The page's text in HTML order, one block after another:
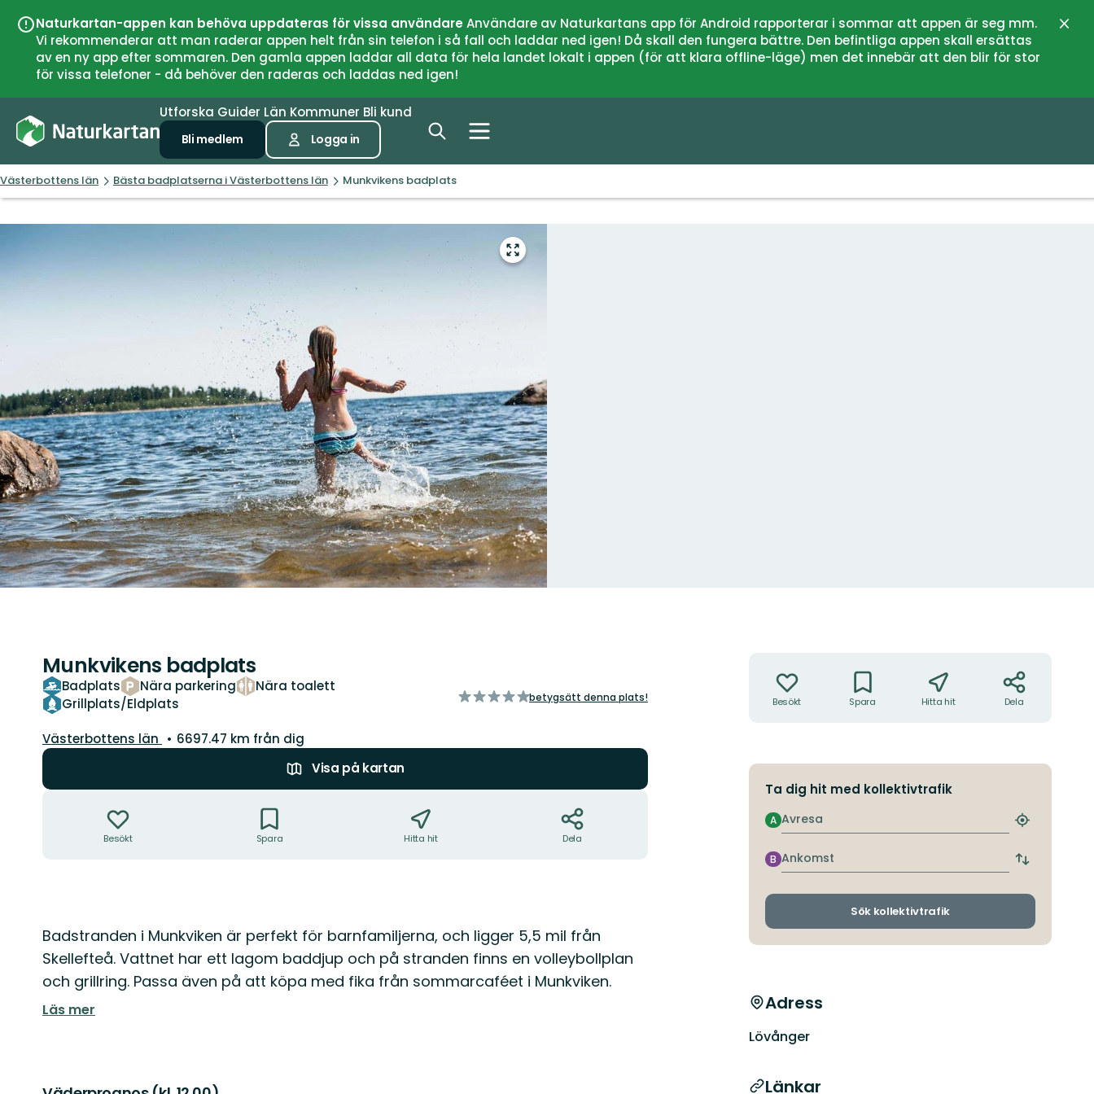
Naturkartan-appen kan behöva uppdateras för vissa användareAnvändare av Naturkartans app för Android rapporterar i sommar att appen är seg mm.
Vi rekommenderar att man raderar appen helt från sin telefon i så fall och laddar ned igen! Då skall den fungera bättre. Den befintliga appen skall ersättas
av en ny app efter sommaren. Den gamla appen laddar all data för hela landet lokalt i appen (för att klara offline-läge) men det innebär att den blir för stor
för vissa telefoner - då behöver den raderas och laddas ned igen!
Utforska Guider Län Kommuner Bli kund
Bli medlem Logga in
Västerbottens län Bästa badplatserna i Västerbottens län Munkvikens badplats
Gå
till
Munkvikens badplats
Badplats Nära parkering
Nära toalett
Grillplats/Eldplats
av
betygsätt denna plats!
Län:
Västerbottens län
6697.47 km från dig
Visa på kartan
Besökt Spara Hitta hit Dela
Beskrivning
Badstranden i Munkviken är perfekt för barnfamiljerna, och ligger 5,5 mil från
Skellefteå. Vattnet har ett lagom baddjup och på stranden finns en volleybollplan
och grillring. Passa även på att köpa med fika från sommarcaféet i Munkviken.
Läs mer
Besökt Spara Hitta hit Dela
Ta dig hit med kollektivtrafik
Avresa
A
Hitta
hållplats
Ankomst
B
Byt
och
Sök kollektivtrafik
Adress
Lövånger
Länkar